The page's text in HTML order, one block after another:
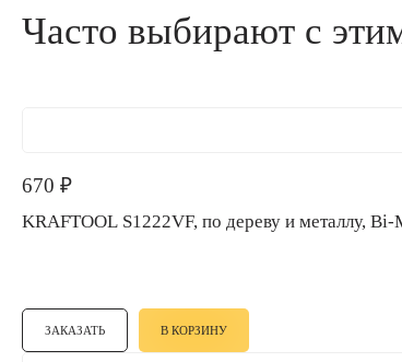
Часто выбирают с
670 ₽
KRAFTOOL S1222VF, по дереву и
ЗАКАЗАТЬ В КОРЗИНУ